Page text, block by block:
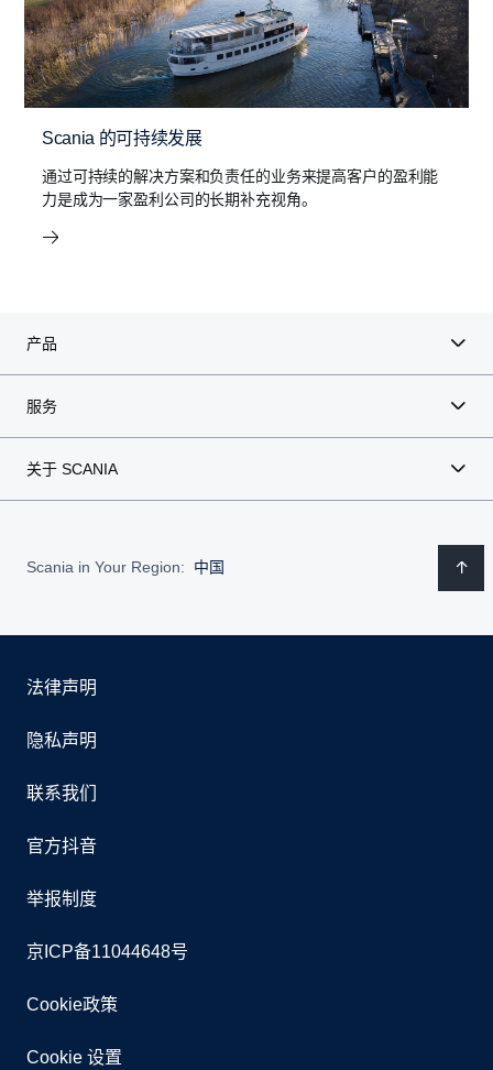
Scania 的可持续发展
通过可持续的解决方案和负责任的业务来提高客户的盈利能
力是成为一家盈利公司的长期补充视角。
产品
服务
关于 SCANIA
Scania in Your Region: 中国
法律声明
隐私声明
联系我们
官方抖音
举报制度
京ICP备11044648号
Cookie政策
Cookie 设置